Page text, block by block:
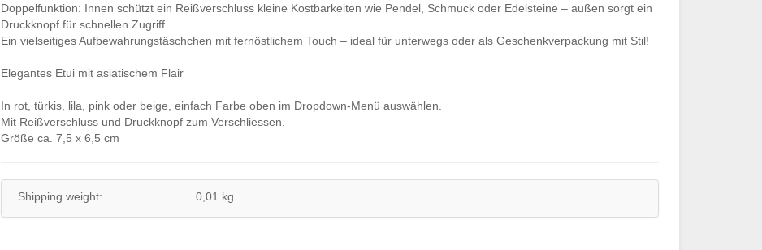
Doppelfunktion: Innen schützt ein Reißverschluss kleine Kostbarkeiten wie Pendel, Schmuck oder Edelsteine – außen sorgt ein
Druckknopf für schnellen Zugriff.
Ein vielseitiges Aufbewahrungstäschchen mit fernöstlichem Touch – ideal für unterwegs oder als Geschenkverpackung mit Stil!
Elegantes Etui mit asiatischem Flair
In rot, türkis, lila, pink oder beige, einfach Farbe oben im Dropdown-Menü auswählen.
Mit Reißverschluss und Druckknopf zum Verschliessen.
Größe ca. 7,5 x 6,5 cm
Shipping weight: 0,01 kg